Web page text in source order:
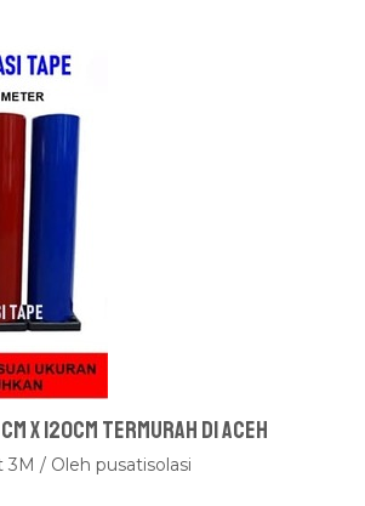
x 120cm Termurah Di Aceh
3M / Oleh pusatisolasi